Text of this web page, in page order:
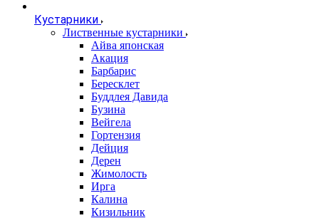
Кустарники
Лиственные кустарники
Айва японская
Акация
Барбарис
Бересклет
Буддлея Давида
Бузина
Вейгела
Гортензия
Дейция
Дерен
Жимолость
Ирга
Калина
Кизильник